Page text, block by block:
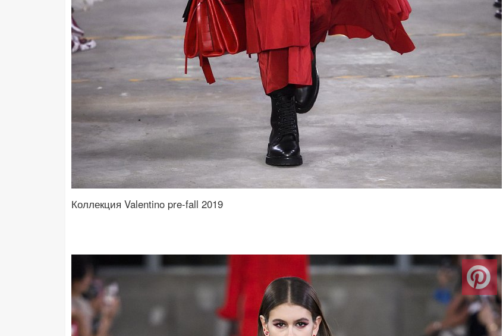
Коллекция Valentino pre-fall 2019